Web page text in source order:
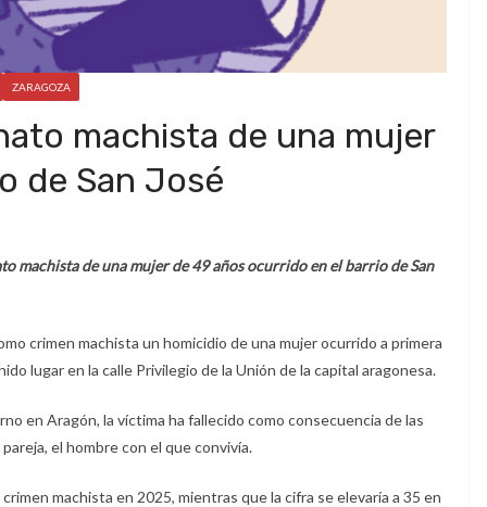
ZARAGOZA
machista de una mujer
de San José
machista de una mujer de 49 años ocurrido en el barrio de San
crimen machista un homicidio de una mujer ocurrido a primera
lugar en la calle Privilegio de la Unión de la capital aragonesa.
en Aragón, la víctima ha fallecido como consecuencia de las
el hombre con el que convivía.
machista en 2025, mientras que la cifra se elevaría a 35 en